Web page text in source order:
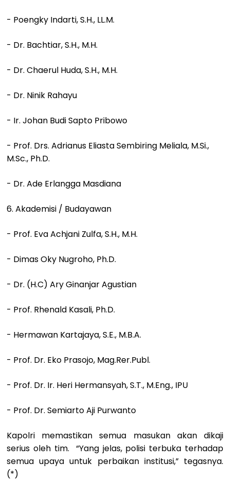
- Poengky Indarti, S.H., LL.M.
- Dr. Bachtiar, S.H., M.H.
- Dr. Chaerul Huda, S.H., M.H.
- Dr. Ninik Rahayu
- Ir. Johan Budi Sapto Pribowo
- Prof. Drs. Adrianus Eliasta Sembiring Meliala, M.Si.,
M.Sc., Ph.D.
- Dr. Ade Erlangga Masdiana
6. Akademisi / Budayawan
- Prof. Eva Achjani Zulfa, S.H., M.H.
- Dimas Oky Nugroho, Ph.D.
- Dr. (H.C) Ary Ginanjar Agustian
- Prof. Rhenald Kasali, Ph.D.
- Hermawan Kartajaya, S.E., M.B.A.
- Prof. Dr. Eko Prasojo, Mag.Rer.Publ.
- Prof. Dr. Ir. Heri Hermansyah, S.T., M.Eng., IPU
- Prof. Dr. Semiarto Aji Purwanto
Kapolri memastikan semua masukan akan dikaji
serius oleh tim. “Yang jelas, polisi terbuka terhadap
semua upaya untuk perbaikan institusi,” tegasnya.
(*)